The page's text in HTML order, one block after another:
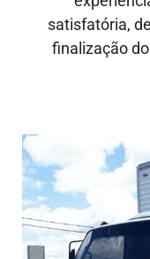
satisfatória,
finalização